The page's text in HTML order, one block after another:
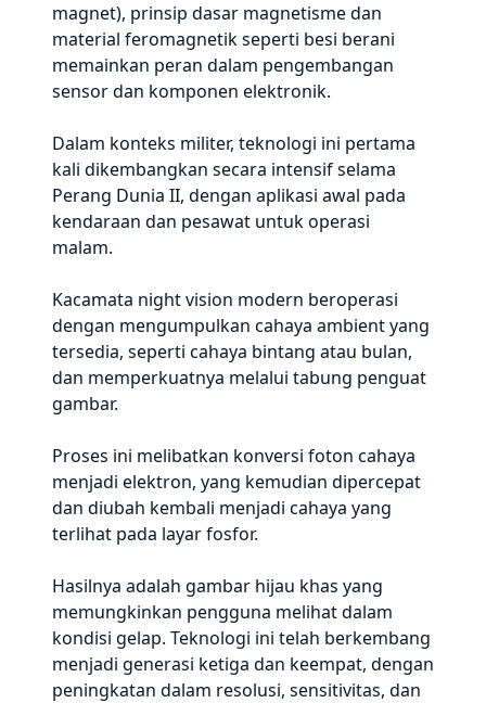
magnet), prinsip dasar magnetisme dan
material feromagnetik seperti besi berani
memainkan peran dalam pengembangan
sensor dan komponen elektronik.
Dalam konteks militer, teknologi ini pertama
kali dikembangkan secara intensif selama
Perang Dunia II, dengan aplikasi awal pada
kendaraan dan pesawat untuk operasi
malam.
Kacamata night vision modern beroperasi
dengan mengumpulkan cahaya ambient yang
tersedia, seperti cahaya bintang atau bulan,
dan memperkuatnya melalui tabung penguat
gambar.
Proses ini melibatkan konversi foton cahaya
menjadi elektron, yang kemudian dipercepat
dan diubah kembali menjadi cahaya yang
terlihat pada layar fosfor.
Hasilnya adalah gambar hijau khas yang
memungkinkan pengguna melihat dalam
kondisi gelap. Teknologi ini telah berkembang
menjadi generasi ketiga dan keempat, dengan
peningkatan dalam resolusi, sensitivitas, dan